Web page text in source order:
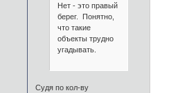
Нет - это правый
берег. Понятно,
что такие
объекты трудно
угадывать.
Судя по кол-ву